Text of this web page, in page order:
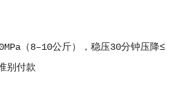
（8–10公斤），稳压30分钟压降≤
别付款